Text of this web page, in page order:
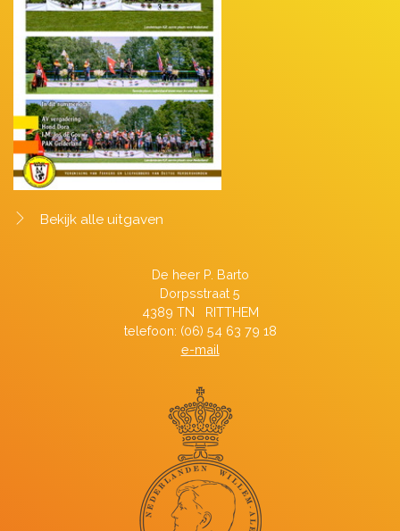
Bekijk alle uitgaven
De heer P. Barto
Dorpsstraat 5
4389 TN RITTHEM
telefoon: (06) 54 63 79 18
e-mail